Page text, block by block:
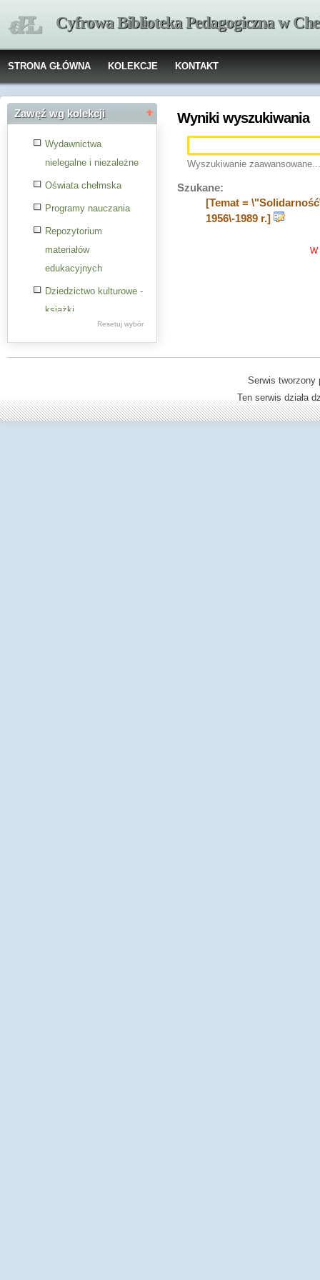
Cyfrowa Biblioteka Pedagogiczna w
STRONA GŁÓWNA KOLEKCJE KONTAKT
Zawęź wg kolekcji
Wydawnictwa
nielegalne i niezależne
Oświata chełmska
Programy nauczania
Repozytorium
materiałów
edukacyjnych
Dziedzictwo kulturowe -
książki
Resetuj wybór
Wyniki wyszukiwania
Wyszukiwanie zaawansowane...
Szukane:
[Temat =
1956\-1989 r.]
W
Serwis
Ten serwis działa